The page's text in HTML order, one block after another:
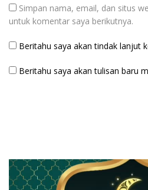
Simpan nama, email, dan situs
untuk komentar saya berikutnya.
Beritahu saya akan tindak lanjut
Beritahu saya akan tulisan baru